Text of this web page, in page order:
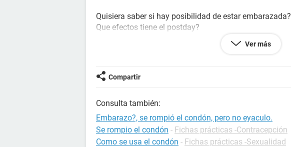
Quisiera saber si hay posibilidad de estar embarazada?
Que efectos tiene el postday?
Ver más
Compartir
Consulta también:
Embarazo?, se rompió el condón, pero no eyaculo.
Se rompio el condón - Fichas prácticas -Contracepción
Como se usa el condón - Fichas prácticas -Sexualidad